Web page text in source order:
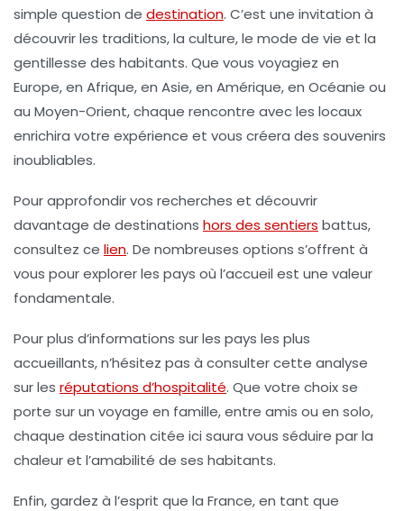
simple question de destination. C’est une invitation à
découvrir les traditions, la culture, le mode de vie et la
gentillesse des habitants. Que vous voyagiez en
Europe, en Afrique, en Asie, en Amérique, en Océanie ou
au Moyen-Orient, chaque rencontre avec les locaux
enrichira votre expérience et vous créera des souvenirs
inoubliables.
Pour approfondir vos recherches et découvrir
davantage de destinations hors des sentiers battus,
consultez ce lien. De nombreuses options s’offrent à
vous pour explorer les pays où l’accueil est une valeur
fondamentale.
Pour plus d’informations sur les pays les plus
accueillants, n’hésitez pas à consulter cette analyse
sur les réputations d’hospitalité. Que votre choix se
porte sur un voyage en famille, entre amis ou en solo,
chaque destination citée ici saura vous séduire par la
chaleur et l’amabilité de ses habitants.
Enfin, gardez à l’esprit que la France, en tant que